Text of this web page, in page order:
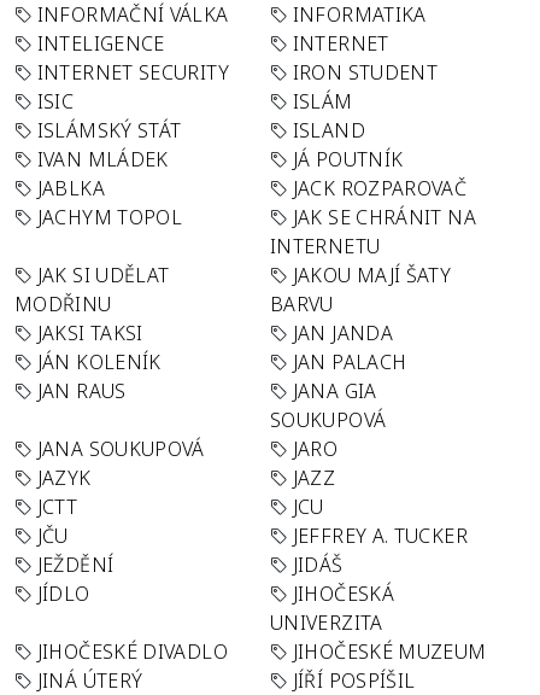
INFORMAČNÍ VÁLKA
INFORMATIKA
INTELIGENCE
INTERNET
INTERNET SECURITY
IRON STUDENT
ISIC
ISLÁM
ISLÁMSKÝ STÁT
ISLAND
IVAN MLÁDEK
JÁ POUTNÍK
JABLKA
JACK ROZPAROVAČ
JACHYM TOPOL
JAK SE CHRÁNIT NA
INTERNETU
JAK SI UDĚLAT
MODŘINU
JAKOU MAJÍ ŠATY
BARVU
JAKSI TAKSI
JAN JANDA
JÁN KOLENÍK
JAN PALACH
JAN RAUS
JANA GIA
SOUKUPOVÁ
JANA SOUKUPOVÁ
JARO
JAZYK
JAZZ
JCTT
JCU
JČU
JEFFREY A. TUCKER
JEŽDĚNÍ
JIDÁŠ
JÍDLO
JIHOČESKÁ
UNIVERZITA
JIHOČESKÉ DIVADLO
JIHOČESKÉ MUZEUM
JINÁ ÚTERÝ
JÍŘÍ POSPÍŠIL